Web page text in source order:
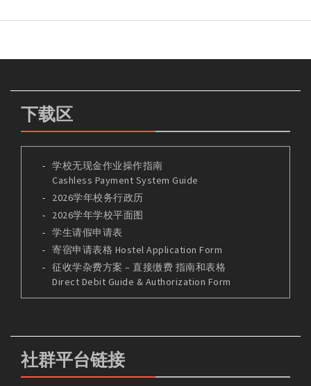
下载区
学校无现金作业操作指南
Cashless Payment System Guide
2026学年校务行政历
2026学年学校平面图
学生请假申请表
寄宿申请表格 Hostel Application Form
征收学杂费方案 – 直接缴费 指南和表格
Direct Debit Guide & Authorization Form
社群平台链接